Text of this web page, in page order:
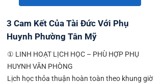
3 Cam Kết Của Tài Đức Với Phụ
Huynh Phường Tân Mỹ
① LINH HOẠT LỊCH HỌC – PHÙ HỢP PHỤ
HUYNH VĂN PHÒNG
Lịch học thỏa thuận hoàn toàn theo khung giờ